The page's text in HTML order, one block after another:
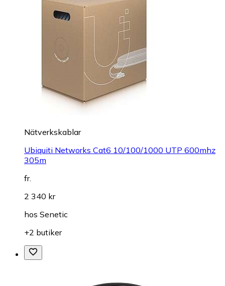
Nätverkskablar
Ubiquiti Networks Cat6 10/100/1000 UTP 600mhz
305m
fr.
2 340 kr
hos Senetic
+2 butiker